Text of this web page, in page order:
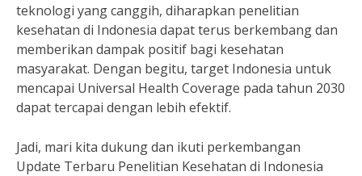
teknologi yang canggih, diharapkan penelitian
kesehatan di Indonesia dapat terus berkembang dan
memberikan dampak positif bagi kesehatan
masyarakat. Dengan begitu, target Indonesia untuk
mencapai Universal Health Coverage pada tahun 2030
dapat tercapai dengan lebih efektif.
Jadi, mari kita dukung dan ikuti perkembangan
Update Terbaru Penelitian Kesehatan di Indonesia